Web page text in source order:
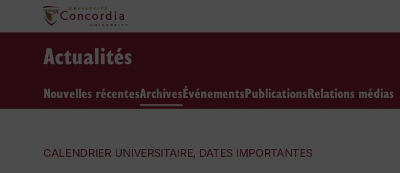
Actualités
Nouvelles récentesArchivesÉvénementsPublicationsRelations médias
CALENDRIER UNIVERSITAIRE, DATES IMPORTANTES